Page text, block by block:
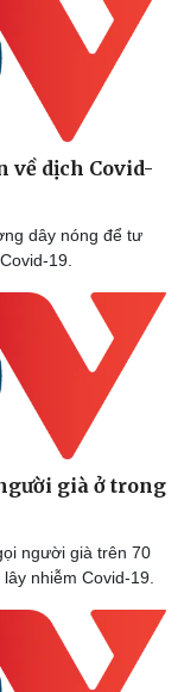
về dịch Covid-
dây nóng để tư
19.
già ở trong
người già trên 70
nhiễm Covid-19.